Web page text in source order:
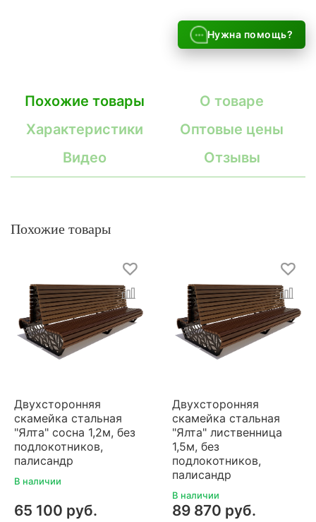
Нужна помощь?
Похожие товары
О товаре
Характеристики
Оптовые цены
Видео
Отзывы
Похожие товары
Двухсторонняя
скамейка стальная
"Ялта" сосна 1,2м, без
подлокотников,
палисандр
В наличии
65 100 руб.
Двухсторонняя
скамейка стальная
"Ялта" лиственница
1,5м, без
подлокотников,
палисандр
В наличии
89 870 руб.